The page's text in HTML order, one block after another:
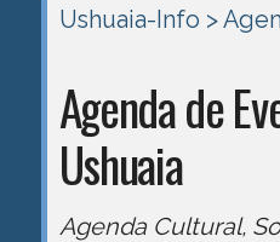
Ushuaia-Info >
Agenda de
Ushuaia
Agenda Cultural,